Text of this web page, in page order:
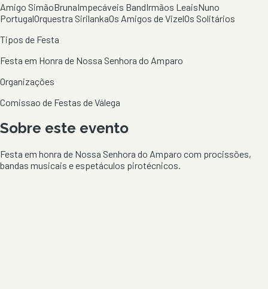
Amigo SimãoBrunaImpecáveis BandIrmãos LeaisNuno
PortugalOrquestra SirilankaOs Amigos de VizelOs Solitários
Tipos de Festa
Festa em Honra de Nossa Senhora do Amparo
Organizações
Comissao de Festas de Válega
Sobre este evento
Festa em honra de Nossa Senhora do Amparo com procissões,
bandas musicais e espetáculos pirotécnicos.